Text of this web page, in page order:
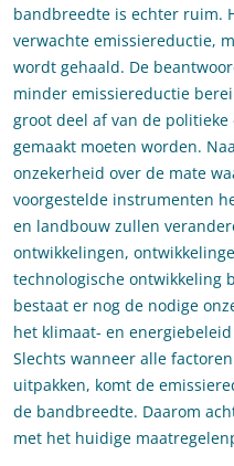
bandbreedte is echter ruim.
verwachte emissiereductie,
wordt gehaald. De
minder emissiereductie
groot deel af van de
gemaakt moeten worden.
onzekerheid over de mate
voorgestelde instrumenten
en landbouw zullen
ontwikkelingen,
technologische ontwikkeling
bestaat er nog de nodige
het klimaat- en
Slechts wanneer alle
uitpakken, komt de
de bandbreedte. Daarom
met het huidige